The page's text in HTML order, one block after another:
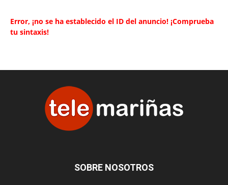
Error, ¡no se ha establecido el ID del anuncio! ¡Comprueba
tu sintaxis!
SOBRE NOSOTROS